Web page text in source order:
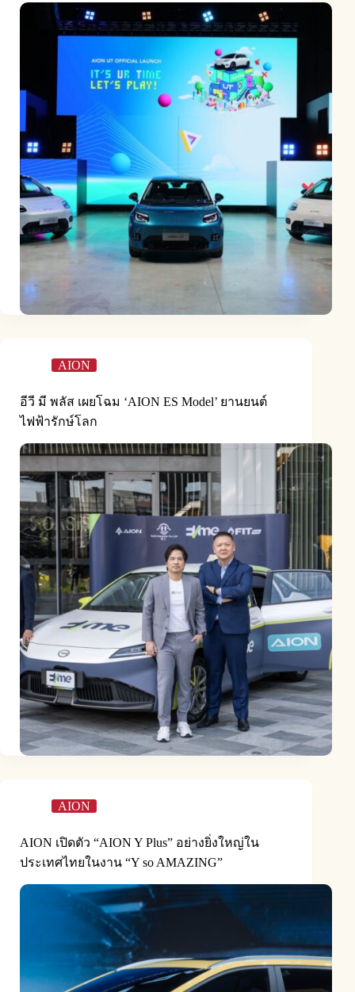
AION
อีวี มี พลัส เผยโฉม ‘AION ES Model’ ยานยนต์
ไฟฟ้ารักษ์โลก
AION
AION เปิดตัว “AION Y Plus” อย่างยิ่งใหญ่ใน
ประเทศไทยในงาน “Y so AMAZING”